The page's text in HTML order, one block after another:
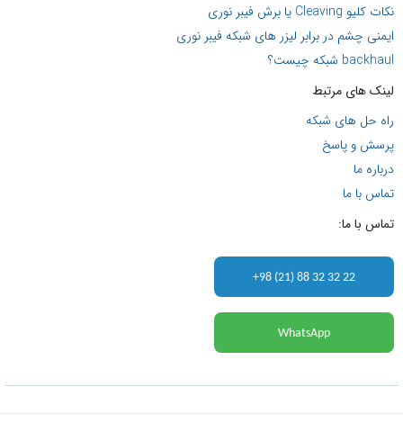
نکات کلیو Cleaving یا برش فیبر نوری
ایمنی چشم در برابر لیزر های شبکه فیبر نوری
backhaul شبکه چیست؟
لینک های مرتبط
راه حل های شبکه
پرسش و پاسخ
درباره ما
تماس با ما
تماس با ما:
+98 (21) 88 32 32 22
WhatsApp